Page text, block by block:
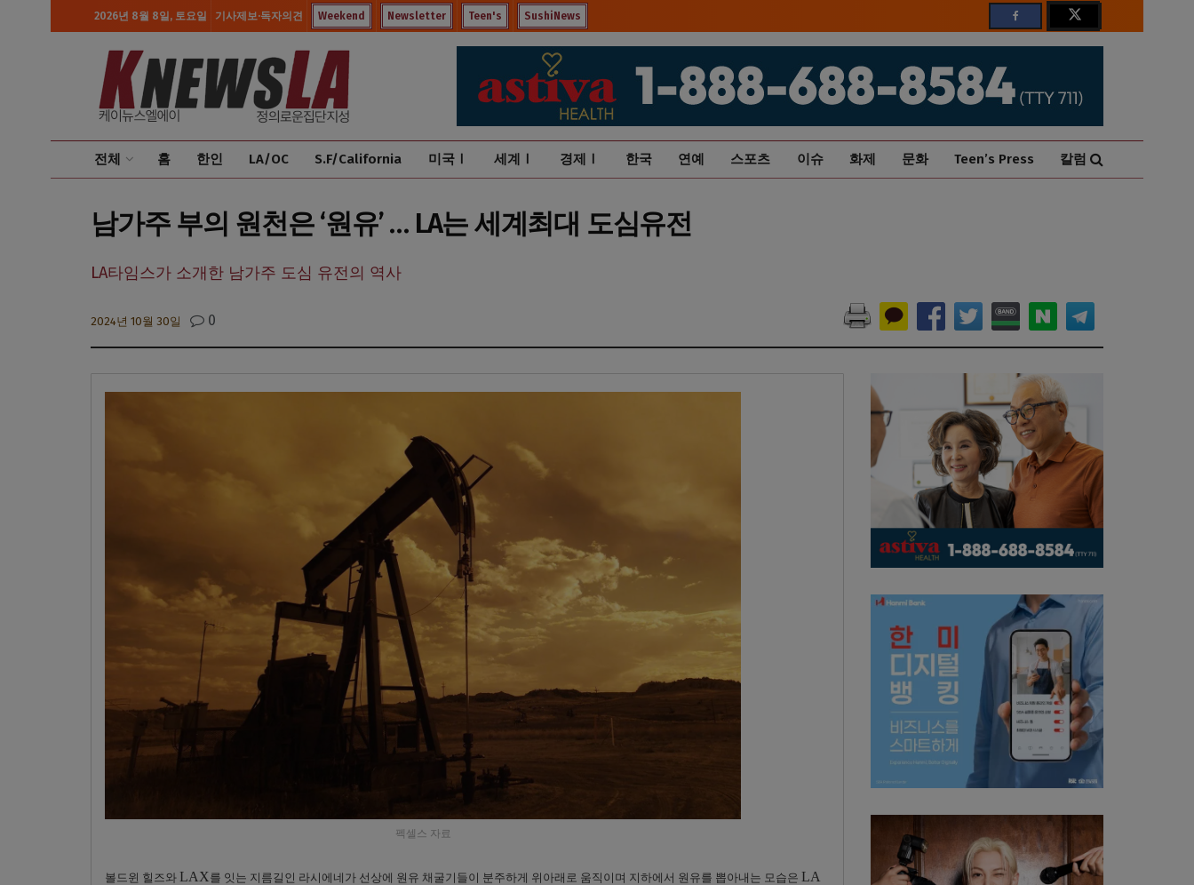
2026년 8월 8일, 토요일 기사제보·독자의견 Weekend Newsletter Teen's SushiNews
전체 홈 한인 LA/OC S.F/California 미국Ⅰ 세계Ⅰ 경제Ⅰ 한국 연예 스포츠 이슈 화제 문화 Teen’s Press 칼럼
남가주 부의 원천은 ‘원유’ … LA는 세계최대 도심유전
LA타임스가 소개한 남가주 도심 유전의 역사
2024년 10월 30일 0
펙셀스 자료
볼드윈 힐즈와 LAX를 잇는 지름길인 라시에네가 선상에 원유 채굴기들이 분주하게 위아래로 움직이며 지하에서 원유를 뽑아내는 모습은 LA